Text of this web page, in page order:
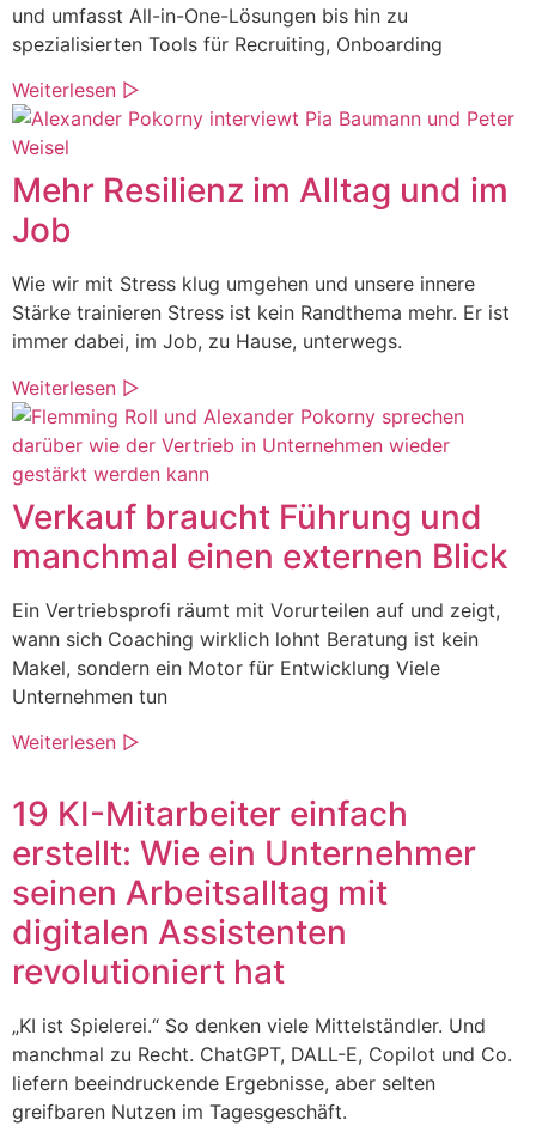
und umfasst All-in-One-Lösungen bis hin zu
spezialisierten Tools für Recruiting, Onboarding
Weiterlesen ▷
Mehr Resilienz im Alltag und im
Job
Wie wir mit Stress klug umgehen und unsere innere
Stärke trainieren Stress ist kein Randthema mehr. Er ist
immer dabei, im Job, zu Hause, unterwegs.
Weiterlesen ▷
Verkauf braucht Führung und
manchmal einen externen Blick
Ein Vertriebsprofi räumt mit Vorurteilen auf und zeigt,
wann sich Coaching wirklich lohnt Beratung ist kein
Makel, sondern ein Motor für Entwicklung Viele
Unternehmen tun
Weiterlesen ▷
19 KI-Mitarbeiter einfach
erstellt: Wie ein Unternehmer
seinen Arbeitsalltag mit
digitalen Assistenten
revolutioniert hat
„KI ist Spielerei.“ So denken viele Mittelständler. Und
manchmal zu Recht. ChatGPT, DALL-E, Copilot und Co.
liefern beeindruckende Ergebnisse, aber selten
greifbaren Nutzen im Tagesgeschäft.